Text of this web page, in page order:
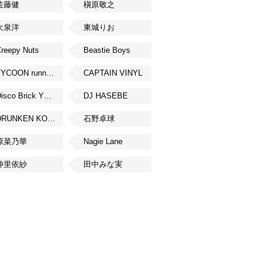
藤健 槇原敬之
泉洋 東城りお
Nuts Beastie Boys
TYCOON running CAPTAIN VINYL
Disco Brick YOKOHAMA DJ HASEBE
DRUNKEN KONG 石野卓球
菜乃華 Nagie Lane
里依紗 田中みな実